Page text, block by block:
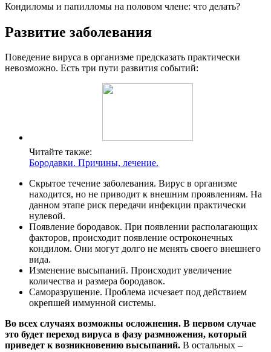
Кондиломы и папилломы на половом члене: что делать?
Развитие заболевания
Поведение вируса в организме предсказать практически
невозможно. Есть три пути развития событий:
Читайте также:
Бородавки. Причины, лечение.
Скрытое течение заболевания. Вирус в организме
находится, но не приводит к внешним проявлениям. На
данном этапе риск передачи инфекции практически
нулевой.
Появление бородавок. При появлении располагающих
факторов, происходит появление остроконечных
кондилом. Они могут долго не менять своего внешнего
вида.
Изменение высыпаний. Происходит увеличение
количества и размера бородавок.
Саморазрушение. Проблема исчезает под действием
окрепшей иммунной системы.
Во всех случаях возможны осложнения. В первом случае
это будет переход вируса в фазу размножения, который
приведет к возникновению высыпаний. В остальных –